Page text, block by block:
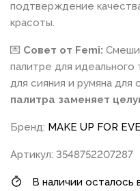
подтверждение
красоты.
💌 Совет от Femi:
палитре для идеального
для сияния и румяна
палитра заменяет
Бренд: MAKE UP FOR
Артикул: 3548752207287
В наличии осталось